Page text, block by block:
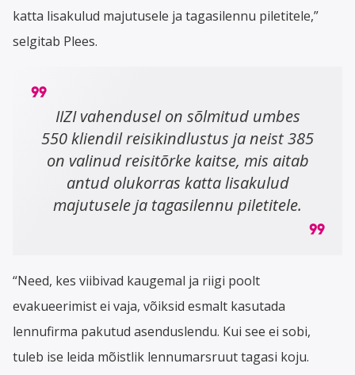
katta lisakulud majutusele ja tagasilennu piletitele,”
selgitab Plees.
IIZI vahendusel on sõlmitud umbes
550 kliendil reisikindlustus ja neist 385
on valinud reisitõrke kaitse, mis aitab
antud olukorras katta lisakulud
majutusele ja tagasilennu piletitele.
“Need, kes viibivad kaugemal ja riigi poolt
evakueerimist ei vaja, võiksid esmalt kasutada
lennufirma pakutud asenduslendu. Kui see ei sobi,
tuleb ise leida mõistlik lennumarsruut tagasi koju.